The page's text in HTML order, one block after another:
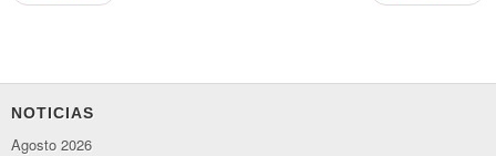
NOTICIAS
Agosto 2026